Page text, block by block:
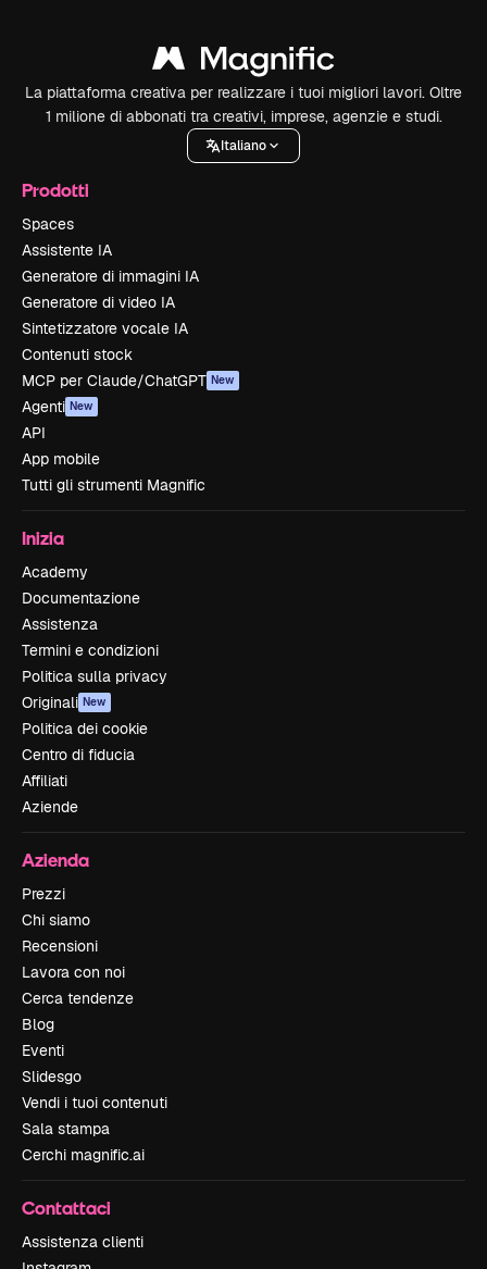
La piattaforma creativa per realizzare i tuoi migliori lavori. Oltre
1 milione di abbonati tra creativi, imprese, agenzie e studi.
Italiano
Prodotti
Spaces
Assistente IA
Generatore di immagini IA
Generatore di video IA
Sintetizzatore vocale IA
Contenuti stock
MCP per Claude/ChatGPT New
Agenti New
API
App mobile
Tutti gli strumenti Magnific
Inizia
Academy
Documentazione
Assistenza
Termini e condizioni
Politica sulla privacy
Originali New
Politica dei cookie
Centro di fiducia
Affiliati
Aziende
Azienda
Prezzi
Chi siamo
Recensioni
Lavora con noi
Cerca tendenze
Blog
Eventi
Slidesgo
Vendi i tuoi contenuti
Sala stampa
Cerchi magnific.ai
Contattaci
Assistenza clienti